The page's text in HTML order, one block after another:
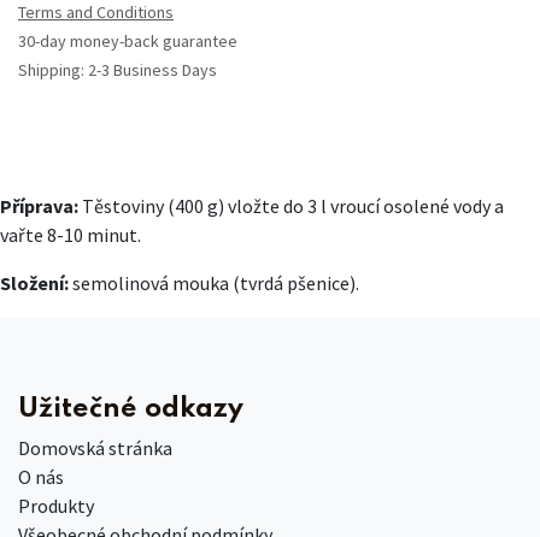
Terms and Conditions
30-day money-back guarantee
Shipping: 2-3 Business Days
Příprava: Těstoviny (400 g) vložte do 3 l vroucí osolené vody a
vařte 8-10 minut.
Složení:semolinová mouka (tvrdá pšenice).
Užitečné odkazy
Domovská stránka
O nás
Produkty